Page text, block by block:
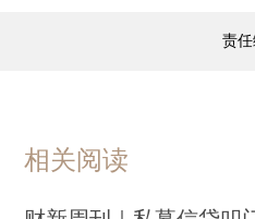
责
相关阅读